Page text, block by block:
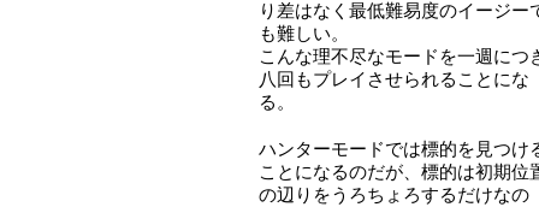
り差はなく最低難易度のイージー
も難しい。
こんな理不尽なモードを一週につ
八回もプレイさせられることにな
る。
ハンターモードでは標的を見つけ
ことになるのだが、標的は初期位
の辺りをうろちょろするだけなの